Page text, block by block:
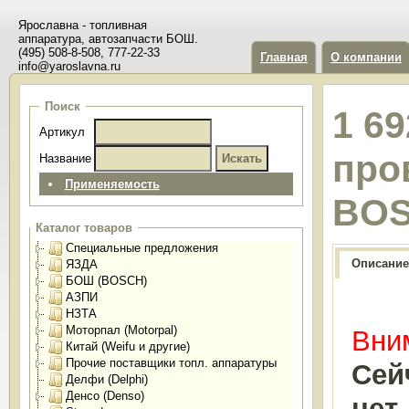
Ярославна - топливная
аппаратура, автозапчасти БОШ.
(495) 508-8-508, 777-22-33
info@yaroslavna.ru
Главная О компании
Поиск
Артикул
Название
Применяемость
Каталог товаров
Специальные предложения
ЯЗДА
БОШ (BOSCH)
АЗПИ
НЗТА
Моторпал (Motorpal)
Китай (Weifu и другие)
Прочие поставщики топл. аппаратуры
Делфи (Delphi)
Денсо (Denso)
1
Описание